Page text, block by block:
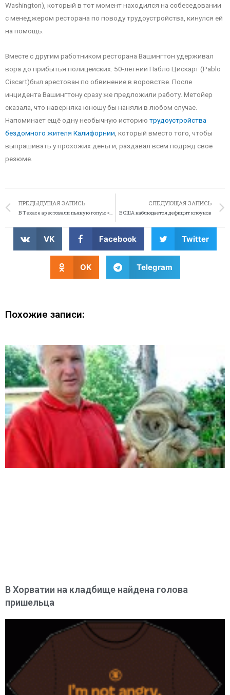
Washington), который в тот момент находился на собеседовании
с менеджером ресторана по поводу трудоустройства, кинулся ей
на помощь.
Вместе с другим работником ресторана Вашингтон удерживал
вора до прибытья полицейских. 50-летний Пабло Цискарт (Pablo
Ciscart)был арестован по обвинение в воровстве. После
инцидента Вашингтону сразу же предложили работу. Метойер
сказала, что наверняка юношу бы наняли в любом случае.
Напоминает ещё одну необычную историю трудоустройства
бездомного жителя Калифорнии , который вместо того, чтобы
выпрашивать у прохожих деньги, раздавал всем подряд своё
резюме.
ПРЕДЫДУЩАЯ ЗАПИСЬ
В Техасе арестовали пьяную голую «ковбойшу»
СЛЕДУЮЩАЯ ЗАПИСЬ
В США наблюдается дефицит клоунов
VK Facebook Twitter
OK Telegram
Похожие записи:
В Хорватии на кладбище найдена голова
пришельца